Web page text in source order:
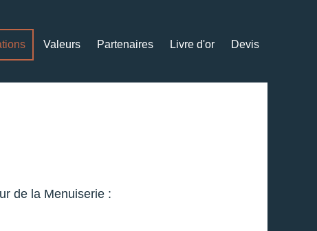
Valeurs Partenaires Livre d'or Devis
de la Menuiserie :